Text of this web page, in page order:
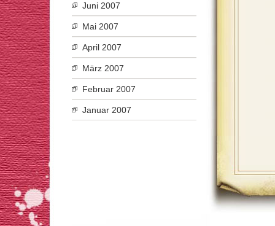
Juni 2007
Mai 2007
April 2007
März 2007
Februar 2007
Januar 2007